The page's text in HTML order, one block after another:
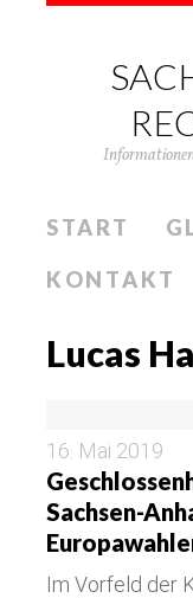
START
KONTAKT
Lucas
16. Mai 2019
Sachsen-
Im Vorfeld der